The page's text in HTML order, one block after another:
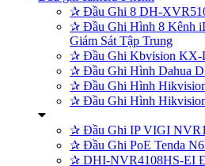
✰ Đầu Ghi 8 DH-
✰ Đầu Ghi Hình 8 Kênh
Giám Sát Tập Trung
✰ Đầu Ghi Kbvision
✰ Đầu Ghi Hình Dahua
✰ Đầu Ghi Hình
✰ Đầu Ghi Hình
✰ Đầu Ghi IP VIGI
✰ Đầu Ghi PoE Tenda
✰ DHI-NVR4108HS-EI